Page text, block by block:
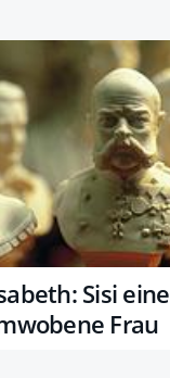
Sisi eine
Frau